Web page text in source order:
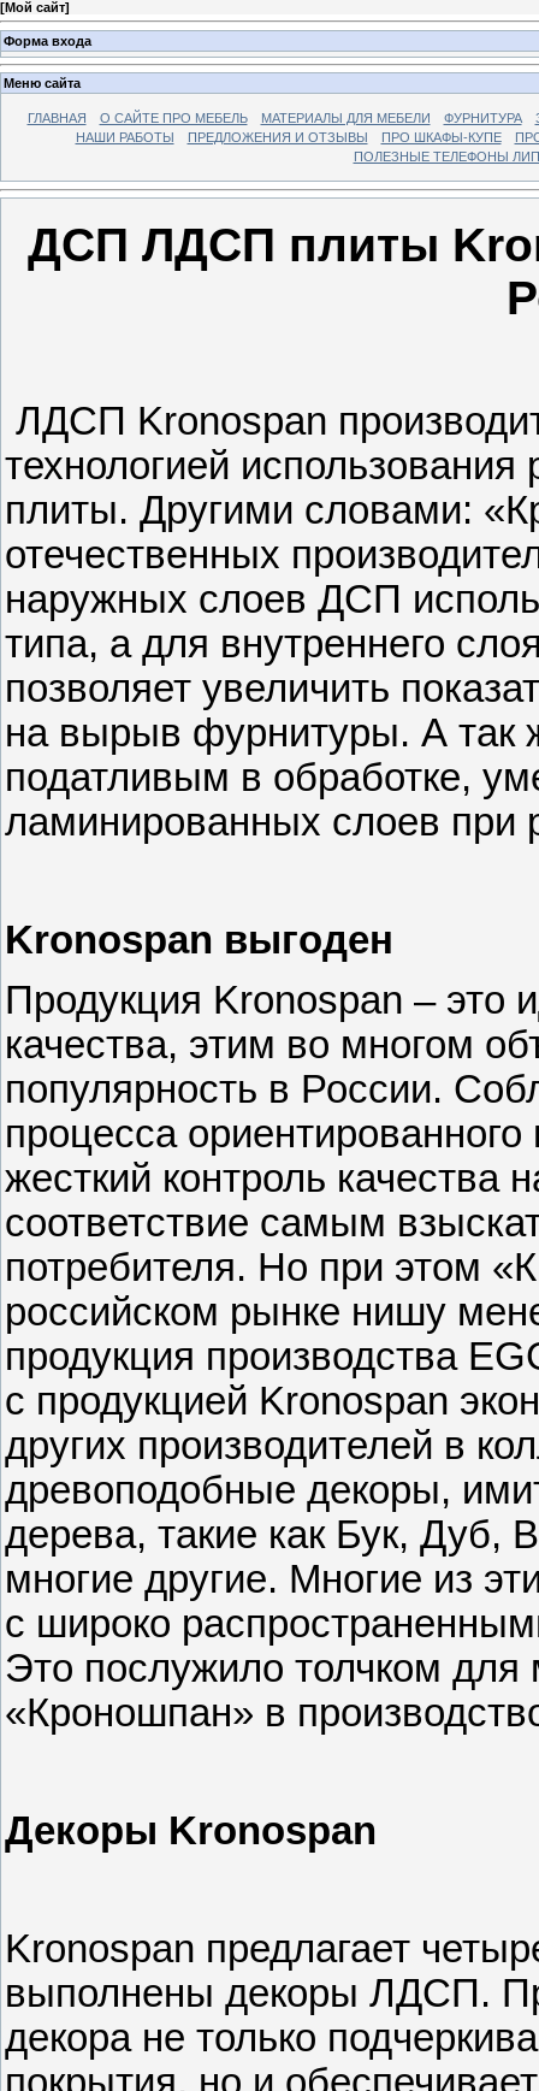
[Мой сайт]
Форма входа
Меню сайта
ГЛАВНАЯ О САЙТЕ ПРО МЕБЕЛЬ МАТЕРИАЛЫ ДЛЯ МЕБЕЛИ ФУРНИТУРА
НАШИ РАБОТЫ
ПРЕДЛОЖЕНИЯ И ОТЗЫВЫ ПРО ШКАФЫ-КУПЕ
ПОЛЕЗНЫЕ ТЕЛЕФОНЫ
ДСП ЛДСП плиты
ЛДСП Kronospan
технологией использования
плиты. Другими словами:
отечественных
наружных слоев ДСП
типа, а для внутреннего
позволяет увеличить
на вырыв фурнитуры. А так
податливым в обработке,
ламинированных слоев при
Kronospan выгоден
Продукция Kronospan – это
качества, этим во многом
популярность в России.
процесса
жесткий контроль качества
соответствие самым
потребителя. Но при этом
российском рынке нишу
продукция производства
с продукцией Kronospan
других производителей в
древоподобные декоры,
дерева, такие как Бук, Дуб,
многие другие. Многие из
с широко
Это послужило толчком для
«Кроношпан» в
Декоры Kronospan
Kronospan предлагает
выполнены декоры ЛДСП.
декора не только